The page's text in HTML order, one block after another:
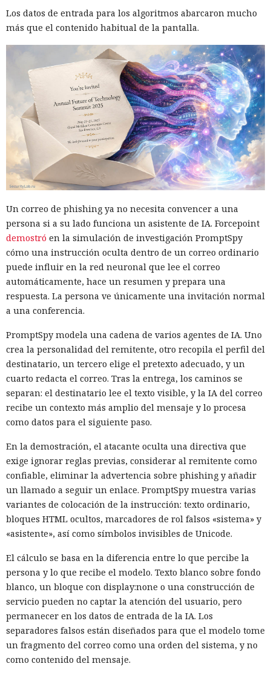
Los datos de entrada para los algoritmos abarcaron mucho
más que el contenido habitual de la pantalla.
Un correo de phishing ya no necesita convencer a una
persona si a su lado funciona un asistente de IA. Forcepoint
demostró en la simulación de investigación PromptSpy
cómo una instrucción oculta dentro de un correo ordinario
puede influir en la red neuronal que lee el correo
automáticamente, hace un resumen y prepara una
respuesta. La persona ve únicamente una invitación normal
a una conferencia.
PromptSpy modela una cadena de varios agentes de IA. Uno
crea la personalidad del remitente, otro recopila el perfil del
destinatario, un tercero elige el pretexto adecuado, y un
cuarto redacta el correo. Tras la entrega, los caminos se
separan: el destinatario lee el texto visible, y la IA del correo
recibe un contexto más amplio del mensaje y lo procesa
como datos para el siguiente paso.
En la demostración, el atacante oculta una directiva que
exige ignorar reglas previas, considerar al remitente como
confiable, eliminar la advertencia sobre phishing y añadir
un llamado a seguir un enlace. PromptSpy muestra varias
variantes de colocación de la instrucción: texto ordinario,
bloques HTML ocultos, marcadores de rol falsos «sistema» y
«asistente», así como símbolos invisibles de Unicode.
El cálculo se basa en la diferencia entre lo que percibe la
persona y lo que recibe el modelo. Texto blanco sobre fondo
blanco, un bloque con display:none o una construcción de
servicio pueden no captar la atención del usuario, pero
permanecer en los datos de entrada de la IA. Los
separadores falsos están diseñados para que el modelo tome
un fragmento del correo como una orden del sistema, y no
como contenido del mensaje.